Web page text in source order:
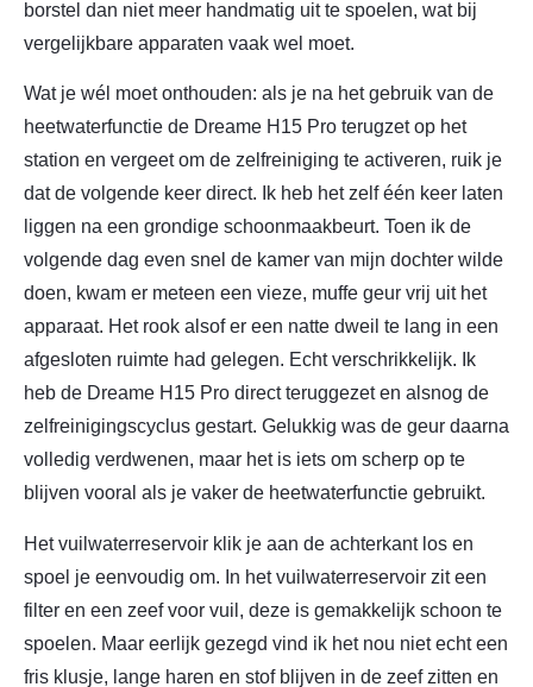
borstel dan niet meer handmatig uit te spoelen, wat bij
vergelijkbare apparaten vaak wel moet.
Wat je wél moet onthouden: als je na het gebruik van de
heetwaterfunctie de Dreame H15 Pro terugzet op het
station en vergeet om de zelfreiniging te activeren, ruik je
dat de volgende keer direct. Ik heb het zelf één keer laten
liggen na een grondige schoonmaakbeurt. Toen ik de
volgende dag even snel de kamer van mijn dochter wilde
doen, kwam er meteen een vieze, muffe geur vrij uit het
apparaat. Het rook alsof er een natte dweil te lang in een
afgesloten ruimte had gelegen. Echt verschrikkelijk. Ik
heb de Dreame H15 Pro direct teruggezet en alsnog de
zelfreinigingscyclus gestart. Gelukkig was de geur daarna
volledig verdwenen, maar het is iets om scherp op te
blijven vooral als je vaker de heetwaterfunctie gebruikt.
Het vuilwaterreservoir klik je aan de achterkant los en
spoel je eenvoudig om. In het vuilwaterreservoir zit een
filter en een zeef voor vuil, deze is gemakkelijk schoon te
spoelen. Maar eerlijk gezegd vind ik het nou niet echt een
fris klusje, lange haren en stof blijven in de zeef zitten en